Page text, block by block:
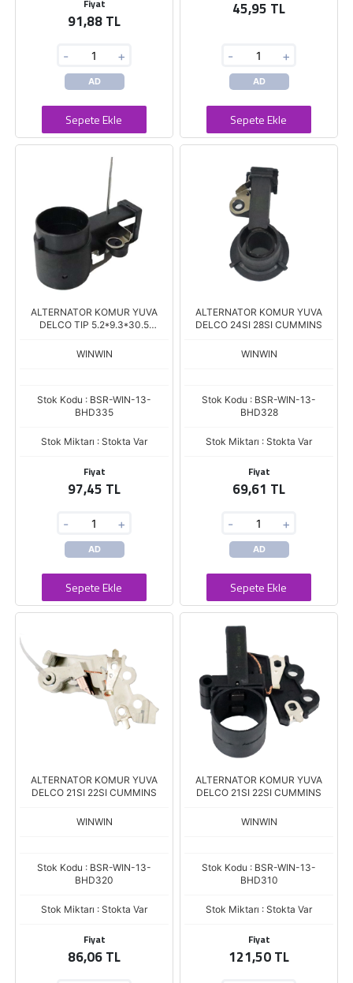
Fiyat
91,88 TL
- +
AD
Sepete Ekle
45,95 TL
- +
AD
Sepete Ekle
ALTERNATOR KOMUR YUVA
DELCO TIP 5.2*9.3*30.5
TICO / NEXIA 28MM
WINWIN
Stok Kodu : BSR-WIN-13-
BHD335
Stok Miktarı : Stokta Var
Fiyat
97,45 TL
- +
AD
Sepete Ekle
ALTERNATOR KOMUR YUVA
DELCO 24SI 28SI CUMMINS
WINWIN
Stok Kodu : BSR-WIN-13-
BHD328
Stok Miktarı : Stokta Var
Fiyat
69,61 TL
- +
AD
Sepete Ekle
ALTERNATOR KOMUR YUVA
DELCO 21SI 22SI CUMMINS
WINWIN
Stok Kodu : BSR-WIN-13-
BHD320
Stok Miktarı : Stokta Var
Fiyat
86,06 TL
ALTERNATOR KOMUR YUVA
DELCO 21SI 22SI CUMMINS
WINWIN
Stok Kodu : BSR-WIN-13-
BHD310
Stok Miktarı : Stokta Var
Fiyat
121,50 TL